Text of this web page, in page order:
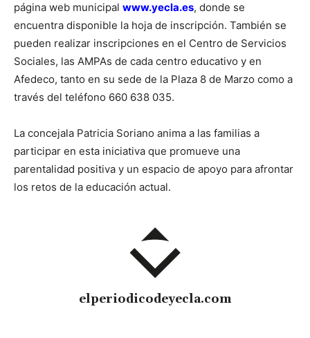
página web municipal www.yecla.es, donde se
encuentra disponible la hoja de inscripción. También se
pueden realizar inscripciones en el Centro de Servicios
Sociales, las AMPAs de cada centro educativo y en
Afedeco, tanto en su sede de la Plaza 8 de Marzo como a
través del teléfono 660 638 035.
La concejala Patricia Soriano anima a las familias a
participar en esta iniciativa que promueve una
parentalidad positiva y un espacio de apoyo para afrontar
los retos de la educación actual.
elperiodicodeyecla.com